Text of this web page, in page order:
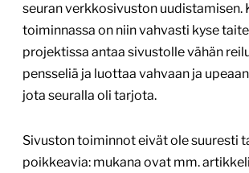
seuran verkkosivuston uudistamisen.
toiminnassa on niin vahvasti kyse
projektissa antaa sivustolle vähän
pensseliä ja luottaa vahvaan ja
jota seuralla oli tarjota.
Sivuston toiminnot eivät ole suuresti
poikkeavia: mukana ovat mm.